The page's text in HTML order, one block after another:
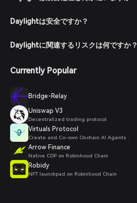
Daylightは安全ですか？
Daylightに関連するリスクは何ですか？
Currently Popular
Bridge-Relay
Uniswap V3
Decentralized trading protocol
Virtuals Protocol
Create and Co-own Onchain AI Agents .
Arrow Finance
Native CDP on Robinhood Chain
Robidy
NFT launchpad on Robinhood Chain